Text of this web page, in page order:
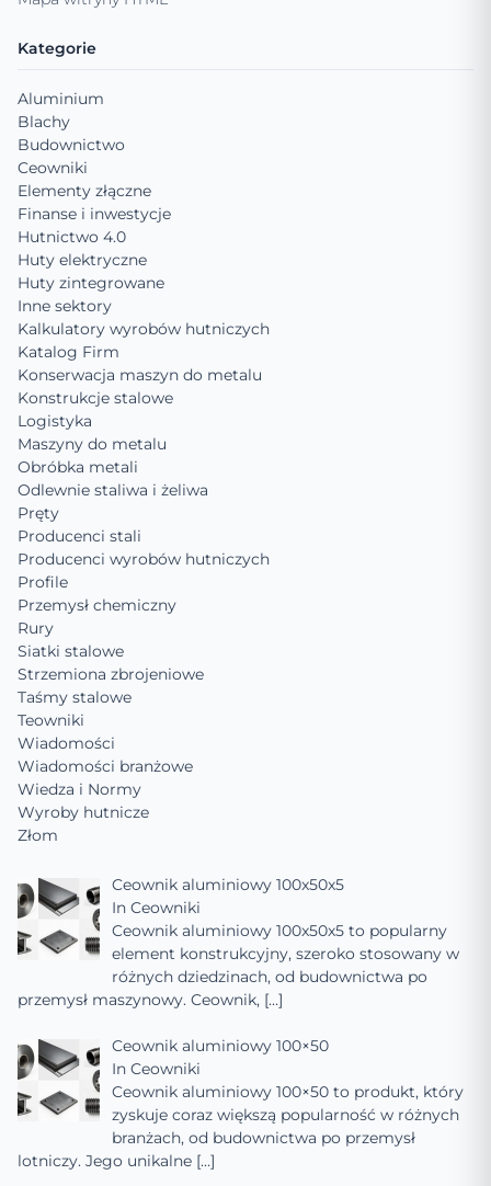
Kategorie
Aluminium
Blachy
Budownictwo
Ceowniki
Elementy złączne
Finanse i inwestycje
Hutnictwo 4.0
Huty elektryczne
Huty zintegrowane
Inne sektory
Kalkulatory wyrobów hutniczych
Katalog Firm
Konserwacja maszyn do metalu
Konstrukcje stalowe
Logistyka
Maszyny do metalu
Obróbka metali
Odlewnie staliwa i żeliwa
Pręty
Producenci stali
Producenci wyrobów hutniczych
Profile
Przemysł chemiczny
Rury
Siatki stalowe
Strzemiona zbrojeniowe
Taśmy stalowe
Teowniki
Wiadomości
Wiadomości branżowe
Wiedza i Normy
Wyroby hutnicze
Złom
Ceownik aluminiowy 100x50x5
In Ceowniki
Ceownik aluminiowy 100x50x5 to popularny
element konstrukcyjny, szeroko stosowany w
różnych dziedzinach, od budownictwa po
przemysł maszynowy. Ceownik, […]
Ceownik aluminiowy 100×50
In Ceowniki
Ceownik aluminiowy 100×50 to produkt, który
zyskuje coraz większą popularność w różnych
branżach, od budownictwa po przemysł
lotniczy. Jego unikalne […]